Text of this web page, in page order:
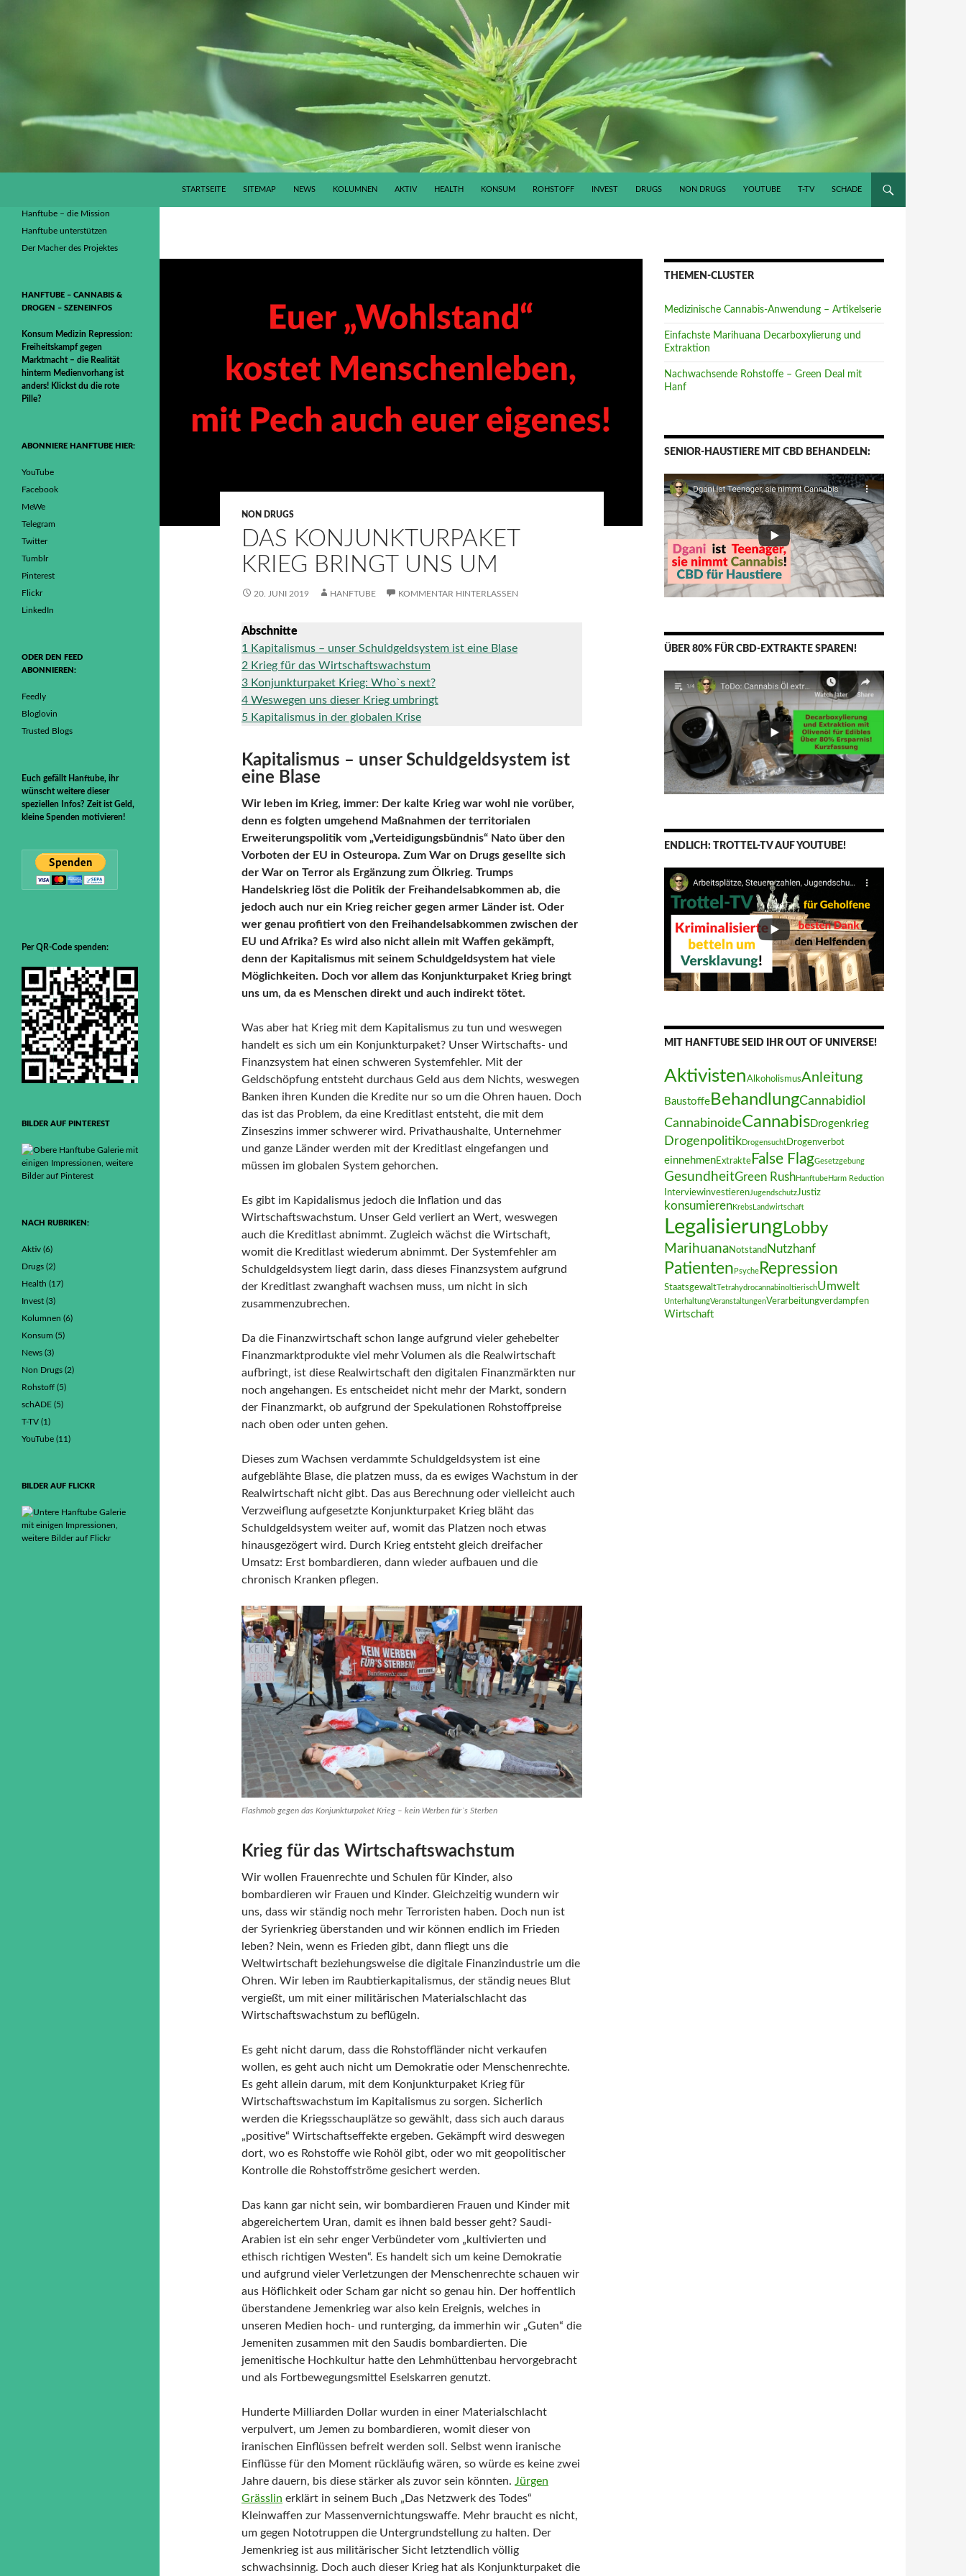
Hanftube – Cannabis & Drogen – Szeneinfos
STARTSEITE
SITEMAP NEWS KOLUMNEN AKTIV HEALTH KONSUM ROHSTOFF INVEST DRUGS NON DRUGS YOUTUBE T-TV SCHADE
NON DRUGS
DAS KONJUNKTURPAKET
KRIEG BRINGT UNS UM
20. JUNI 2019 HANFTUBE KOMMENTAR HINTERLASSEN
Abschnitte
1
Kapitalismus – unser Schuldgeldsystem ist eine Blase
2 Krieg für das Wirtschaftswachstum
3 Konjunkturpaket Krieg: Who`s next?
4 Weswegen uns dieser Krieg umbringt
5 Kapitalismus in der globalen Krise
Kapitalismus – unser Schuldgeldsystem ist
eine Blase
Wir leben im Krieg, immer: Der kalte Krieg war wohl nie vorüber,
denn es folgten umgehend Maßnahmen der territorialen
Erweiterungspolitik vom „Verteidigungsbündnis“ Nato über den
Vorboten der EU in Osteuropa. Zum War on Drugs gesellte sich
der War on Terror als Ergänzung zum Ölkrieg. Trumps
Handelskrieg löst die Politik der Freihandelsabkommen ab, die
jedoch auch nur ein Krieg reicher gegen armer Länder ist. Oder
wer genau profitiert von den Freihandelsabkommen zwischen der
EU und Afrika? Es wird also nicht allein mit Waffen gekämpft,
denn der Kapitalismus mit seinem Schuldgeldsystem hat viele
Möglichkeiten. Doch vor allem das Konjunkturpaket Krieg bringt
uns um, da es Menschen direkt und auch indirekt tötet.
Was aber hat Krieg mit dem Kapitalismus zu tun und weswegen
handelt es sich um ein Konjunkturpaket? Unser Wirtschafts- und
Finanzsystem hat einen schweren Systemfehler. Mit der
Geldschöpfung entsteht durchaus Geld aus dem Nichts, weswegen
Banken ihren Kunden die Kredite nur so um die Ohren hauen. Doch
das ist das Problem, da eine Kreditlast entsteht, die mit dem
Zinseszins immer schwerer wird. Privathaushalte, Unternehmer
und ganze Länder werden mit der Kreditlast eingefangen und
müssen im globalen System gehorchen.
Es gibt im Kapidalismus jedoch die Inflation und das
Wirtschaftswachstum. Unser Geld verliert an Wert, weswegen
auch die Kreditlast abnimmt. Zugleich wächst die Wirtschaft,
womit die Kreditlast wiederum abnimmt. Der Systemfehler am
Schuldgeldsystem liegt darin, dass dieses Finanzsystem aufgrund
der Kreditlast zwanghaft wachsen muss, um nicht in sich
zusammenzubrechen.
Da die Finanzwirtschaft schon lange aufgrund vieler gehebelter
Finanzmarktprodukte viel mehr Volumen als die Realwirtschaft
aufbringt, ist diese Realwirtschaft den digitalen Finanzmärkten nur
noch angehangen. Es entscheidet nicht mehr der Markt, sondern
der Finanzmarkt, ob aufgrund der Spekulationen Rohstoffpreise
nach oben oder unten gehen.
Dieses zum Wachsen verdammte Schuldgeldsystem ist eine
aufgeblähte Blase, die platzen muss, da es ewiges Wachstum in der
Realwirtschaft nicht gibt. Das aus Berechnung oder vielleicht auch
Verzweiflung aufgesetzte Konjunkturpaket Krieg bläht das
Schuldgeldsystem weiter auf, womit das Platzen noch etwas
hinausgezögert wird. Durch Krieg entsteht gleich dreifacher
Umsatz: Erst bombardieren, dann wieder aufbauen und die
chronisch Kranken pflegen.
Flashmob gegen das Konjunkturpaket Krieg – kein Werben für`s Sterben
Krieg für das Wirtschaftswachstum
Wir wollen Frauenrechte und Schulen für Kinder, also
bombardieren wir Frauen und Kinder. Gleichzeitig wundern wir
uns, dass wir ständig noch mehr Terroristen haben. Doch nun ist
der Syrienkrieg überstanden und wir können endlich im Frieden
leben? Nein, wenn es Frieden gibt, dann fliegt uns die
Weltwirtschaft beziehungsweise die digitale Finanzindustrie um die
Ohren. Wir leben im Raubtierkapitalismus, der ständig neues Blut
vergießt, um mit einer militärischen Materialschlacht das
Wirtschaftswachstum zu beflügeln.
Es geht nicht darum, dass die Rohstoffländer nicht verkaufen
wollen, es geht auch nicht um Demokratie oder Menschenrechte.
Es geht allein darum, mit dem Konjunkturpaket Krieg für
Wirtschaftswachstum im Kapitalismus zu sorgen. Sicherlich
werden die Kriegsschauplätze so gewählt, dass sich auch daraus
„positive“ Wirtschaftseffekte ergeben. Gekämpft wird deswegen
dort, wo es Rohstoffe wie Rohöl gibt, oder wo mit geopolitischer
Kontrolle die Rohstoffströme gesichert werden.
Das kann gar nicht sein, wir bombardieren Frauen und Kinder mit
abgereichertem Uran, damit es ihnen bald besser geht? Saudi-
Arabien ist ein sehr enger Verbündeter vom „kultivierten und
ethisch richtigen Westen“. Es handelt sich um keine Demokratie
und aufgrund vieler Verletzungen der Menschenrechte schauen wir
aus Höflichkeit oder Scham gar nicht so genau hin. Der hoffentlich
überstandene Jemenkrieg war also kein Ereignis, welches in
unseren Medien hoch- und runterging, da immerhin wir „Guten“ die
Jemeniten zusammen mit den Saudis bombardierten. Die
jemenitische Hochkultur hatte den Lehmhüttenbau hervorgebracht
und als Fortbewegungsmittel Eselskarren genutzt.
Hunderte Milliarden Dollar wurden in einer Materialschlacht
verpulvert, um Jemen zu bombardieren, womit dieser von
iranischen Einflüssen befreit werden soll. Selbst wenn iranische
Einflüsse für den Moment rückläufig wären, so würde es keine zwei
Jahre dauern, bis diese stärker als zuvor sein könnten. Jürgen
Grässlin erklärt in seinem Buch „Das Netzwerk des Todes“
Kleinwaffen zur Massenvernichtungswaffe. Mehr braucht es nicht,
um gegen Nototruppen die Untergrundstellung zu halten. Der
Jemenkrieg ist aus militärischer Sicht letztendlich völlig
schwachsinnig. Doch auch dieser Krieg hat als Konjunkturpaket die
THEMEN-CLUSTER
Medizinische Cannabis-Anwendung – Artikelserie
Einfachste Marihuana Decarboxylierung und
Extraktion
Nachwachsende Rohstoffe – Green Deal mit
Hanf
SENIOR-HAUSTIERE MIT CBD BEHANDELN:
ÜBER 80% FÜR CBD-EXTRAKTE SPAREN!
ENDLICH: TROTTEL-TV AUF YOUTUBE!
MIT HANFTUBE SEID IHR OUT OF UNIVERSE!
AktivistenAlkoholismusAnleitung
Baustoffe BehandlungCannabidiol
CannabinoideCannabisDrogenkrieg
DrogenpolitikDrogensuchtDrogenverbot
einnehmenExtrakte False FlagGesetzgebung
GesundheitGreen RushHanftubeHarm Reduction
InterviewinvestierenJugendschutzJustiz
konsumierenKrebsLandwirtschaft
LegalisierungLobby
MarihuanaNotstand Nutzhanf
Patienten Psyche Repression
Staatsgewalt Tetrahydrocannabinol tierischUmwelt
UnterhaltungVeranstaltungenVerarbeitungverdampfen
Wirtschaft
Konsum Medizin Repression:
Freiheitskampf gegen Marktmacht –
ist anders! Klickst du die rote Pille?
Hanftube – die Mission
Hanftube unterstützen
Der Macher des Projektes
HANFTUBE – CANNABIS &
DROGEN – SZENEINFOS
Konsum Medizin Repression:
Freiheitskampf gegen
Marktmacht – die Realität
hinterm Medienvorhang ist
anders! Klickst du die rote
Pille?
ABONNIERE HANFTUBE HIER:
YouTube
Facebook
MeWe
Telegram
Twitter
Tumblr
Pinterest
Flickr
LinkedIn
ODER DEN FEED
ABONNIEREN:
Feedly
Bloglovin
Trusted Blogs
Euch gefällt Hanftube, ihr
wünscht weitere dieser
speziellen Infos? Zeit ist Geld,
kleine Spenden motivieren!
Per QR-Code spenden:
BILDER AUF PINTEREST
NACH RUBRIKEN:
Aktiv (6)
Drugs (2)
Health (17)
Invest (3)
Kolumnen (6)
Konsum (5)
News (3)
Non Drugs (2)
Rohstoff (5)
schADE (5)
T-TV (1)
YouTube (11)
BILDER AUF FLICKR